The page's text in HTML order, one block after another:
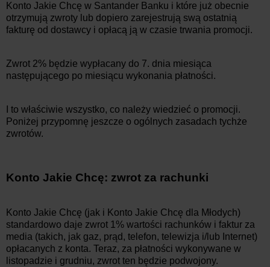
Konto Jakie Chcę w Santander Banku i które już obecnie
otrzymują zwroty lub dopiero zarejestrują swą ostatnią
fakturę od dostawcy i opłacą ją w czasie trwania promocji.
Zwrot 2% będzie wypłacany do 7. dnia miesiąca
następującego po miesiącu wykonania płatności.
I to właściwie wszystko, co należy wiedzieć o promocji.
Poniżej przypomnę jeszcze o ogólnych zasadach tychże
zwrotów.
Konto Jakie Chcę: zwrot za rachunki
Konto Jakie Chcę (jak i Konto Jakie Chcę dla Młodych)
standardowo daje zwrot 1% wartości rachunków i faktur za
media (takich, jak gaz, prąd, telefon, telewizja i/lub Internet)
opłacanych z konta. Teraz, za płatności wykonywane w
listopadzie i grudniu, zwrot ten będzie podwojony.